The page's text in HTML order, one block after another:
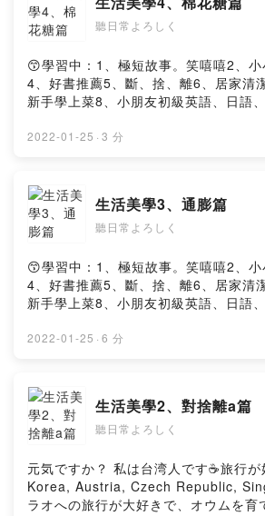
籤#將蒐集相關資訊後，再分享。元気
人です☕️旅行が好きな国：日本、
で、オウムを育てようとしています🦜
に感謝します😬どうもありがとうござ
ではありませんが、好奇心からこのポ
聽日常よろしく
😙學習中：1、極短故事。笑嘻嘻2、
4、好書推薦5、斷、捨、離6、居家清
新手學上菜8、小朋友初級英語、日語
主夫、上班族、家庭品格教育、學生、
人です☕️旅行が好きな国：日本、
Republic, Singapore, Palau パラオへ
で、オウムを育てようとしています🦜
ではありませんが、好奇心からこのポ
成しましたthanksPowered by
2022-01-25 · 3 分
生活美學3、通膨篇
聽日常よろしく
😙學習中：1、極短故事。笑嘻嘻2、
4、好書推薦5、斷、捨、離6、居家清
新手學上菜8、小朋友初級英語、日語
主夫、上班族、家庭品格教育、學生、
人です☕️旅行が好きな国：日本、
Republic, Singapore, Palau パラオへ
で、オウムを育てようとしています🦜
ではありませんが、好奇心からこのポ
成しましたthanksPowered by
2022-01-25 · 6 分
生活美學2、對捨離a篇
聽日常よろしく
元気ですか？ 私は台湾人です☕️旅行が
Korea, Austria, Czech Republic,
ラオへの旅行が大好きで、オウムを育